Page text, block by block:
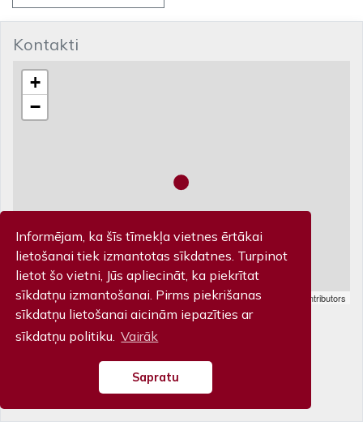
Informējam, ka šīs tīmekļa vietnes ērtākai
lietošanai tiek izmantotas sīkdatnes. Turpinot
lietot šo vietni, Jūs apliecināt, ka piekrītat
sīkdatņu izmantošanai. Pirms piekrišanas
sīkdatņu lietošanai aicinām iepazīties ar
sīkdatņu politiku. Vairāk
Sapratu
Kontakti
+
−
Leaflet| Map data ©OpenStreetMap contributors
Biļešu kase
Piltenes iela 32, Kuldīga T: 63 322 201
© Kuldīgas Kultūras centrs 2026